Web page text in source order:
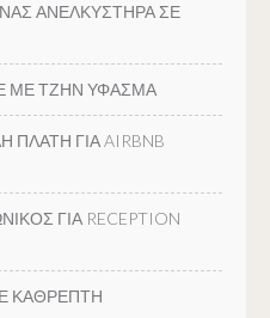
ΑΝΕΛΚΥΣΤΗΡΑ ΣΕ
ΜΕ ΤΖΗΝ ΥΦΑΣΜΑ
ΓΙΑ AIRBNB
ΓΙΑ RECEPTION
ΚΑΘΡΕΠΤΗ